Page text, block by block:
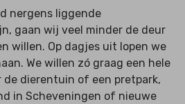
nergens liggende
gaan wij veel minder de deur
willen. Op dagjes uit lopen we
We willen zó graag een hele
de dierentuin of een pretpark,
in Scheveningen of nieuwe